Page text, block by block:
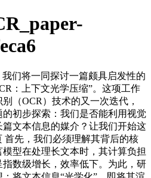
我们将一同探讨一篇颇具启发性的
：上下文光学压缩”。这项工作
（OCR）技术的又一次迭代，
初步探索：我们是否能利用视觉
文本信息的媒介？让我们开始这
首先，我们必须理解其背后的核
型在处理长文本时，其计算负担
数级增长，效率低下。为此，研